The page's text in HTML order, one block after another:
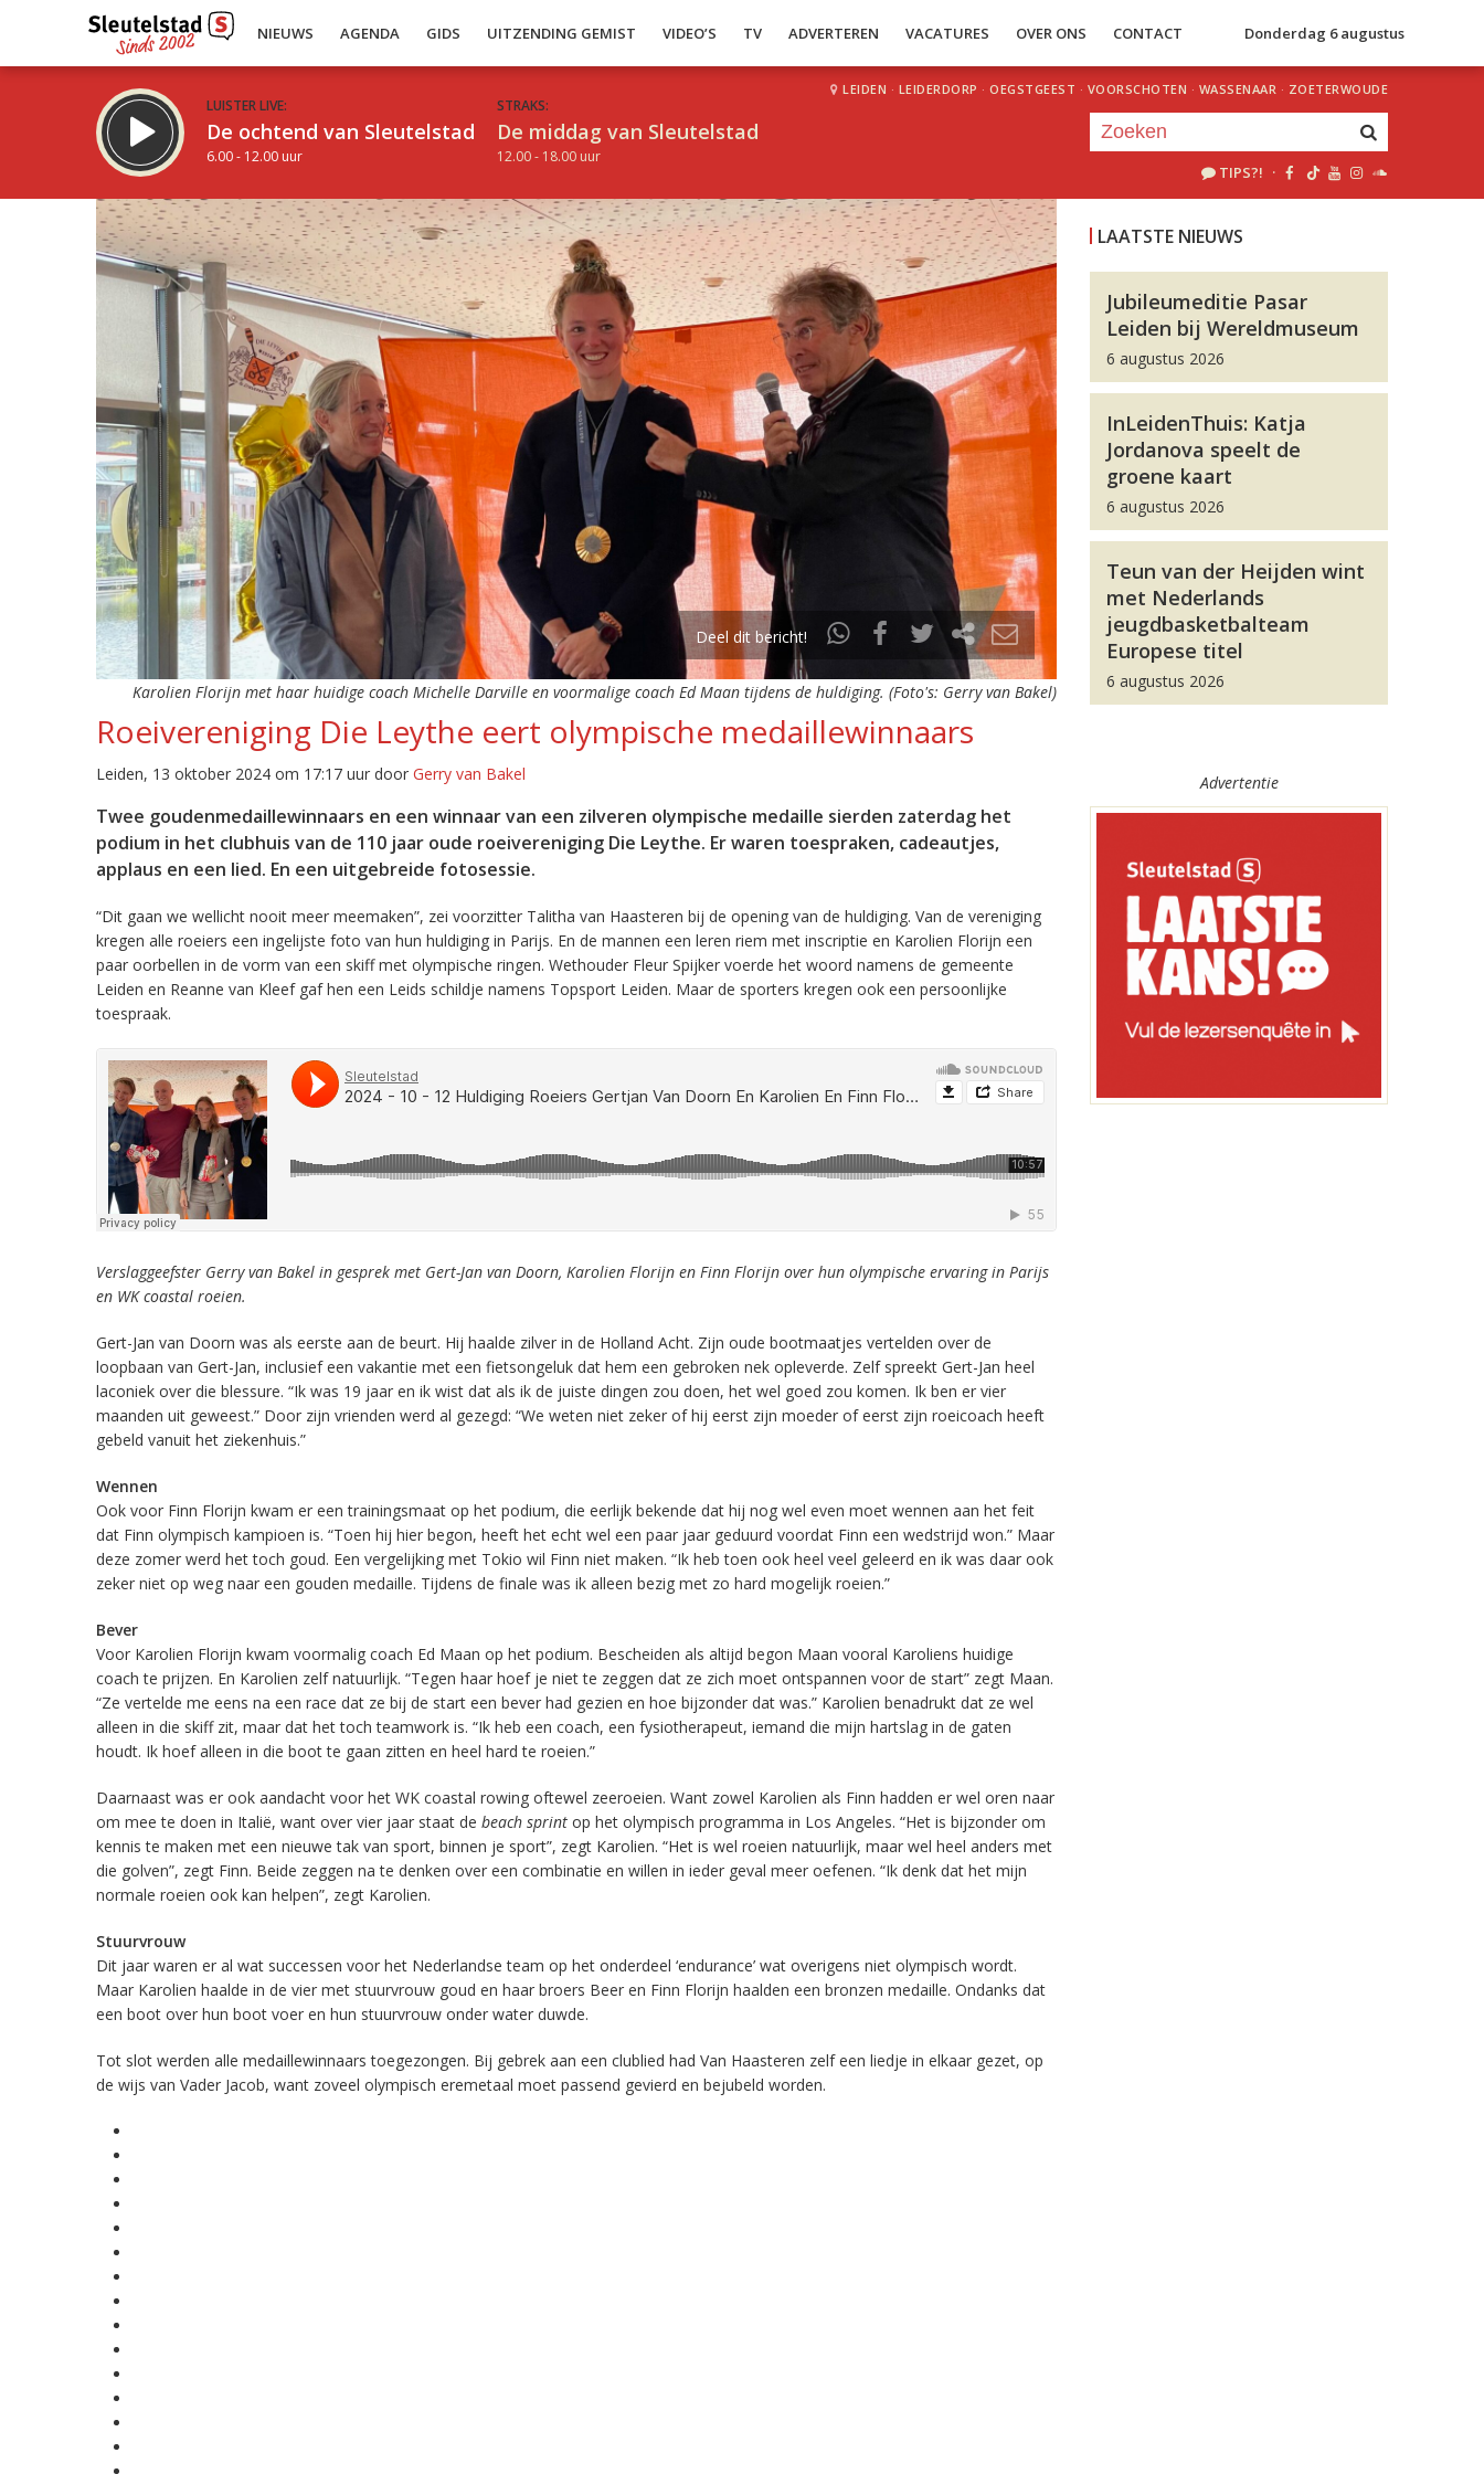
NIEUWS AGENDA GIDS UITZENDING GEMIST VIDEO’S TV ADVERTEREN VACATURES OVER ONS CONTACT Donderdag 6 augustus
LUISTER LIVE:
De ochtend van Sleutelstad
6.00 - 12.00 uur
STRAKS:
De middag van Sleutelstad
12.00 - 18.00 uur
LEIDEN · LEIDERDORP · OEGSTGEEST · VOORSCHOTEN · WASSENAAR · ZOETERWOUDE
TIPS?! ·
Inklappen
Deel dit bericht!
Karolien Florijn met haar huidige coach Michelle Darville en voormalige coach Ed Maan tijdens de huldiging. (Foto's: Gerry van Bakel)
Roeivereniging Die Leythe eert olympische medaillewinnaars
Leiden, 13 oktober 2024 om 17:17 uur door Gerry van Bakel
Twee goudenmedaillewinnaars en een winnaar van een zilveren olympische medaille sierden zaterdag het
podium in het clubhuis van de 110 jaar oude roeivereniging Die Leythe. Er waren toespraken, cadeautjes,
applaus en een lied. En een uitgebreide fotosessie.
“Dit gaan we wellicht nooit meer meemaken”, zei voorzitter Talitha van Haasteren bij de opening van de huldiging. Van de vereniging
kregen alle roeiers een ingelijste foto van hun huldiging in Parijs. En de mannen een leren riem met inscriptie en Karolien Florijn een
paar oorbellen in de vorm van een skiff met olympische ringen. Wethouder Fleur Spijker voerde het woord namens de gemeente
Leiden en Reanne van Kleef gaf hen een Leids schildje namens Topsport Leiden. Maar de sporters kregen ook een persoonlijke
toespraak.
Verslaggeefster Gerry van Bakel in gesprek met Gert-Jan van Doorn, Karolien Florijn en Finn Florijn over hun olympische ervaring in Parijs
en WK coastal roeien.
Gert-Jan van Doorn was als eerste aan de beurt. Hij haalde zilver in de Holland Acht. Zijn oude bootmaatjes vertelden over de
loopbaan van Gert-Jan, inclusief een vakantie met een fietsongeluk dat hem een gebroken nek opleverde. Zelf spreekt Gert-Jan heel
laconiek over die blessure. “Ik was 19 jaar en ik wist dat als ik de juiste dingen zou doen, het wel goed zou komen. Ik ben er vier
maanden uit geweest.” Door zijn vrienden werd al gezegd: “We weten niet zeker of hij eerst zijn moeder of eerst zijn roeicoach heeft
gebeld vanuit het ziekenhuis.”
Wennen
Ook voor Finn Florijn kwam er een trainingsmaat op het podium, die eerlijk bekende dat hij nog wel even moet wennen aan het feit
dat Finn olympisch kampioen is. “Toen hij hier begon, heeft het echt wel een paar jaar geduurd voordat Finn een wedstrijd won.” Maar
deze zomer werd het toch goud. Een vergelijking met Tokio wil Finn niet maken. “Ik heb toen ook heel veel geleerd en ik was daar ook
zeker niet op weg naar een gouden medaille. Tijdens de finale was ik alleen bezig met zo hard mogelijk roeien.”
Bever
Voor Karolien Florijn kwam voormalig coach Ed Maan op het podium. Bescheiden als altijd begon Maan vooral Karoliens huidige
coach te prijzen. En Karolien zelf natuurlijk. “Tegen haar hoef je niet te zeggen dat ze zich moet ontspannen voor de start” zegt Maan.
“Ze vertelde me eens na een race dat ze bij de start een bever had gezien en hoe bijzonder dat was.” Karolien benadrukt dat ze wel
alleen in die skiff zit, maar dat het toch teamwork is. “Ik heb een coach, een fysiotherapeut, iemand die mijn hartslag in de gaten
houdt. Ik hoef alleen in die boot te gaan zitten en heel hard te roeien.”
Daarnaast was er ook aandacht voor het WK coastal rowing oftewel zeeroeien. Want zowel Karolien als Finn hadden er wel oren naar
om mee te doen in Italië, want over vier jaar staat de beach sprint op het olympisch programma in Los Angeles. “Het is bijzonder om
kennis te maken met een nieuwe tak van sport, binnen je sport”, zegt Karolien. “Het is wel roeien natuurlijk, maar wel heel anders met
die golven”, zegt Finn. Beide zeggen na te denken over een combinatie en willen in ieder geval meer oefenen. “Ik denk dat het mijn
normale roeien ook kan helpen”, zegt Karolien.
Stuurvrouw
Dit jaar waren er al wat successen voor het Nederlandse team op het onderdeel ‘endurance’ wat overigens niet olympisch wordt.
Maar Karolien haalde in de vier met stuurvrouw goud en haar broers Beer en Finn Florijn haalden een bronzen medaille. Ondanks dat
een boot over hun boot voer en hun stuurvrouw onder water duwde.
Tot slot werden alle medaillewinnaars toegezongen. Bij gebrek aan een clublied had Van Haasteren zelf een liedje in elkaar gezet, op
de wijs van Vader Jacob, want zoveel olympisch eremetaal moet passend gevierd en bejubeld worden.
LAATSTE NIEUWS
Jubileumeditie Pasar
Leiden bij Wereldmuseum
6 augustus 2026
InLeidenThuis: Katja
Jordanova speelt de
groene kaart
6 augustus 2026
Teun van der Heijden wint
met Nederlands
jeugdbasketbalteam
Europese titel
6 augustus 2026
Advertentie